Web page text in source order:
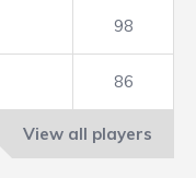
98
86
View all players